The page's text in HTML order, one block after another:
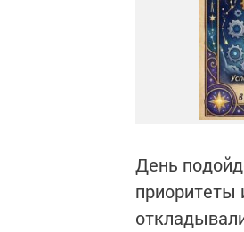
День
приоритеты